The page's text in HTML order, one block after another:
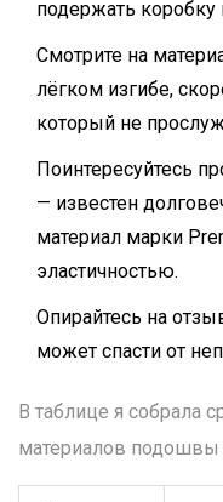
подержать коробку
Смотрите на
лёгком изгибе,
который не
Поинтересуйтесь
— известен
материал марки
эластичностью.
Опирайтесь на
может спасти от
В таблице я собрала
материалов